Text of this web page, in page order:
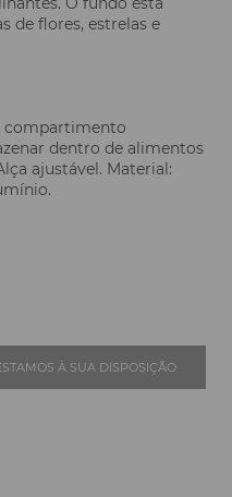
de flores, estrelas e
compartimento
dentro de alimentos
ajustável. Material:
À SUA DISPOSIÇÃO